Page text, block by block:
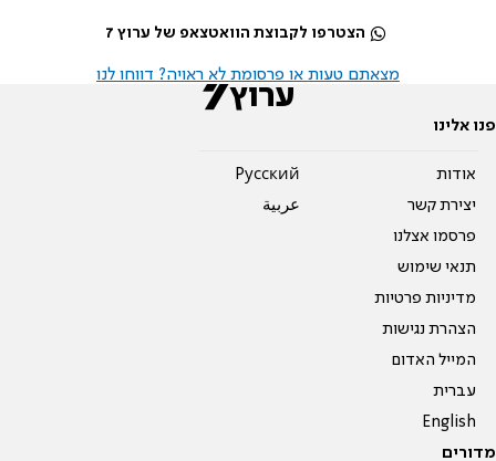
הצטרפו לקבוצת הוואטצאפ של ערוץ 7
מצאתם טעות או פרסומת לא ראויה? דווחו לנו
פנו אלינו
אודות
יצירת קשר
פרסמו אצלנו
תנאי שימוש
מדיניות פרטיות
הצהרת נגישות
המייל האדום
עברית
English
Pусский
عربية
מדורים